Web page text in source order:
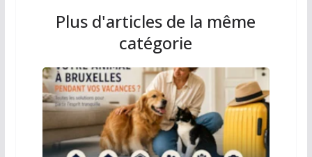
Plus d'articles de la même
catégorie